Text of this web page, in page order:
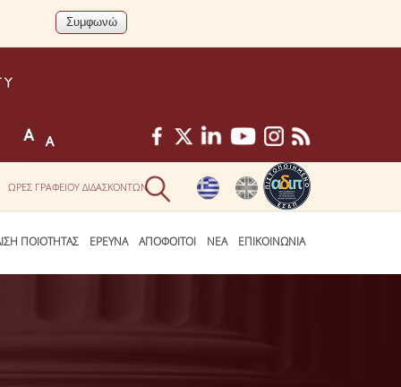
ΩΡΕΣ ΓΡΑΦΕΙΟΥ ΔΙΔΑΣΚΟΝΤΩΝ
ΠΟΙΟΤΗΤΑΣ ΕΡΕΥΝΑ ΑΠΟΦΟΙΤΟΙ ΝΕΑ ΕΠΙΚΟΙΝΩΝΙΑ